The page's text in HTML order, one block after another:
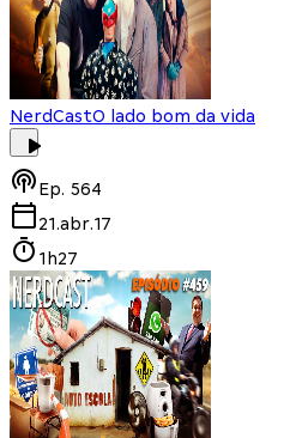
NerdCastO lado bom da vida
Ep. 564
21.abr.17
1h27